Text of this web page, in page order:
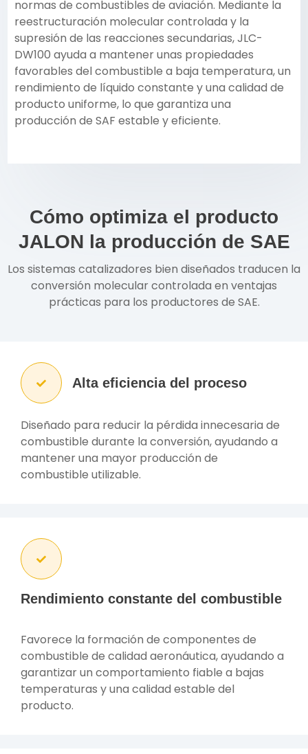
normas de combustibles de aviación. Mediante la
reestructuración molecular controlada y la
supresión de las reacciones secundarias, JLC-
DW100 ayuda a mantener unas propiedades
favorables del combustible a baja temperatura, un
rendimiento de líquido constante y una calidad de
producto uniforme, lo que garantiza una
producción de SAF estable y eficiente.
Cómo optimiza el producto
JALON la producción de SAE
Los sistemas catalizadores bien diseñados traducen la
conversión molecular controlada en ventajas
prácticas para los productores de SAE.
Alta eficiencia del proceso
Diseñado para reducir la pérdida innecesaria de
combustible durante la conversión, ayudando a
mantener una mayor producción de
combustible utilizable.
Rendimiento constante del combustible
Favorece la formación de componentes de
combustible de calidad aeronáutica, ayudando a
garantizar un comportamiento fiable a bajas
temperaturas y una calidad estable del
producto.